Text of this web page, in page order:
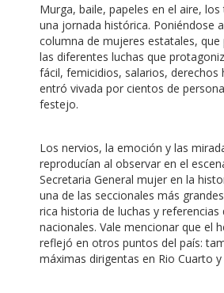
Murga, baile, papeles en el aire,
una jornada histórica. Poniéndose
columna de mujeres estatales,
las diferentes luchas que
fácil, femicidios, salarios, derechos
entró vivada por cientos de
festejo.
Los nervios, la emoción y las
reproducían al observar en el
Secretaria General mujer en la
una de las seccionales más
rica historia de luchas y referencias
nacionales. Vale mencionar que el
reflejó en otros puntos del país:
máximas dirigentas en Rio Cuarto y